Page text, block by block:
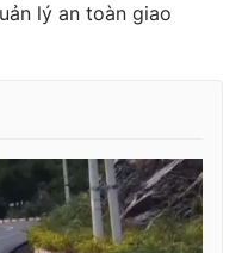
video
lý an toàn giao